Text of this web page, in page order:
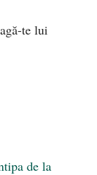
te lui
de la